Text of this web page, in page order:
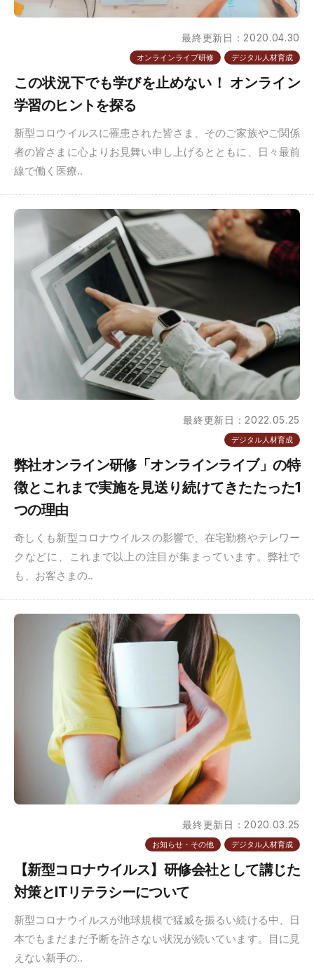
最終更新日：2020.04.30
オンラインライブ研修 デジタル人材育成
この状況下でも学びを止めない！ オンライン
学習のヒントを探る
新型コロウイルスに罹患された皆さま、そのご家族やご関係
者の皆さまに心よりお見舞い申し上げるとともに、日々最前
線で働く医療..
最終更新日：2022.05.25
デジタル人材育成
弊社オンライン研修「オンラインライブ」の特
徴とこれまで実施を見送り続けてきたたった1
つの理由
奇しくも新型コロナウイルスの影響で、在宅勤務やテレワー
クなどに、これまで以上の注目が集まっています。弊社で
も、お客さまの..
最終更新日：2020.03.25
お知らせ・その他 デジタル人材育成
【新型コロナウイルス】研修会社として講じた
対策とITリテラシーについて
新型コロナウイルスが地球規模で猛威を振るい続ける中、日
本でもまだまだ予断を許さない状況が続いています。目に見
えない新手の..